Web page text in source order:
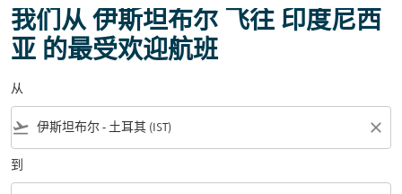
我们从 伊斯坦布尔 飞往 印度尼西
亚 的最受欢迎航班
从
flight_takeoff close
到